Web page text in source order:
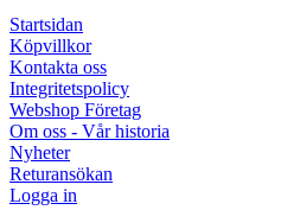
Startsidan
Köpvillkor
Kontakta oss
Integritetspolicy
Webshop Företag
Om oss - Vår historia
Nyheter
Returansökan
Logga in